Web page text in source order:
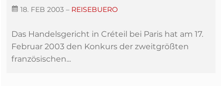
18. FEB 2003 – REISEBUERO
Das Handelsgericht in Créteil bei Paris hat am 17.
Februar 2003 den Konkurs der zweitgrößten
französischen...